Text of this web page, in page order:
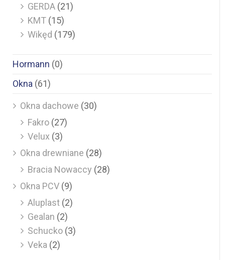
GERDA (21)
KMT (15)
Wikęd (179)
Hormann (0)
Okna (61)
Okna dachowe (30)
Fakro (27)
Velux (3)
Okna drewniane (28)
Bracia Nowaccy (28)
Okna PCV (9)
Aluplast (2)
Gealan (2)
Schucko (3)
Veka (2)